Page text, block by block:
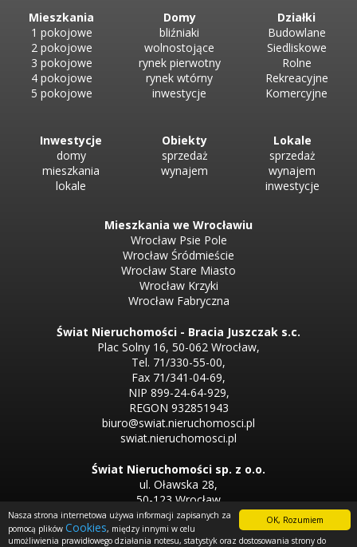
OK, Rozumiem
Nasza strona internetowa używa informacji zapisanych za
pomocą plików Cookies, między innymi w celu
umożliwienia prawidłowego działania notesu, statystyk oraz dostosowania strony do
odkurzaczem i mopem do wspólnego użytku dla tego mieszkania i 2
innych mieszkań LOKALIZACJA - Ul. Tęcz...
Mieszkania
1 pokojowe
2 pokojowe
3 pokojowe
4 pokojowe
5 pokojowe
Domy
bliźniaki
wolnostojące
rynek pierwotny
rynek wtórny
inwestycje
Działki
Budowlane
Siedliskowe
Rolne
Rekreacyjne
Komercyjne
Inwestycje
domy
mieszkania
lokale
Obiekty
sprzedaż
wynajem
Lokale
sprzedaż
wynajem
inwestycje
Mieszkania we Wrocławiu
Wrocław Psie Pole
Wrocław Śródmieście
Wrocław Stare Miasto
Wrocław Krzyki
Wrocław Fabryczna
Świat Nieruchomości - Bracia Juszczak s.c.
Plac Solny 16, 50-062 Wrocław,
Tel. 71/330-55-00,
Fax 71/341-04-69,
NIP 899-24-64-929,
REGON 932851943
biuro@swiat.nieruchomosci.pl
swiat.nieruchomosci.pl
Świat Nieruchomości sp. z o.o.
ul. Oławska 28,
50-123 Wrocław
Tel. 71/330-50-50,
Tel. 71/330-33-00